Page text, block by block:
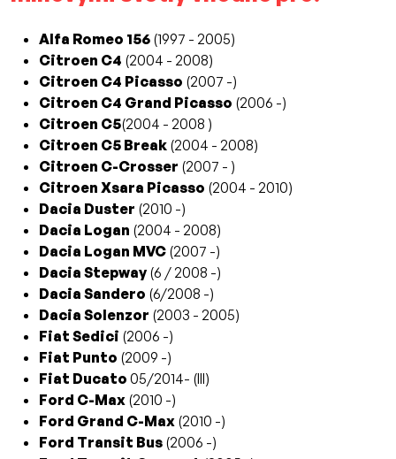
Alfa Romeo 156 (1997 - 2005)
Citroen C4 (2004 - 2008)
Citroen C4 Picasso (2007 -)
Citroen C4 Grand Picasso (2006 -)
Citroen C5(2004 - 2008 )
Citroen C5 Break (2004 - 2008)
Citroen C-Crosser (2007 - )
Citroen Xsara Picasso (2004 - 2010)
Dacia Duster (2010 -)
Dacia Logan (2004 - 2008)
Dacia Logan MVC (2007 -)
Dacia Stepway (6 / 2008 -)
Dacia Sandero (6/2008 -)
Dacia Solenzor (2003 - 2005)
Fiat Sedici (2006 -)
Fiat Punto (2009 -)
Fiat Ducato 05/2014- (III)
Ford C-Max (2010 -)
Ford Grand C-Max (2010 -)
Ford Transit Bus (2006 -)